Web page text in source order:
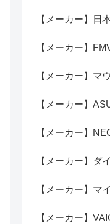
【メーカー】日
【メーカー】
【メーカー】マ
【メーカー】
【メーカー】
【メーカー】ダ
【メーカー】マ
【メーカー】